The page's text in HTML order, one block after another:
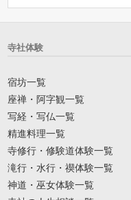
寺社体験
宿坊一覧
座禅・阿字観一覧
写経・写仏一覧
精進料理一覧
寺修行・修験道体験一覧
滝行・水行・禊体験一覧
神道・巫女体験一覧